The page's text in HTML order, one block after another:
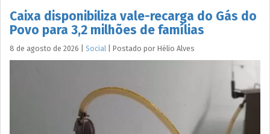
Caixa disponibiliza vale-recarga do Gás do
Povo para 3,2 milhões de famílias
8 de agosto de 2026 Social Postado por Hélio Alves